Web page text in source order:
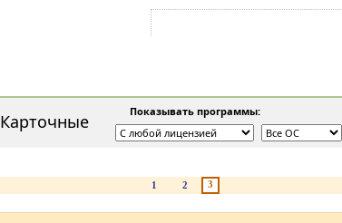
Карточные Показывать программы:
1 2 3